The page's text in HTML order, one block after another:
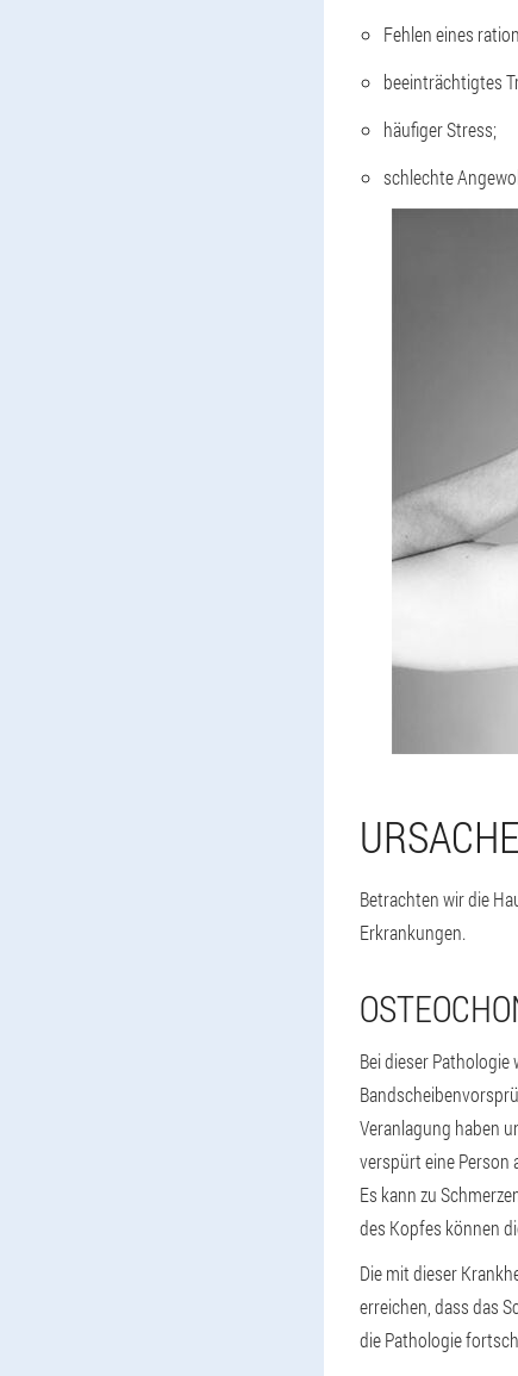
Fehlen eines
beeinträchtigtes
häufiger Stress;
schlechte
Betrachten wir die
Erkrankungen.
Bei dieser
Veranlagung haben
verspürt eine Person
Es kann zu
des Kopfes können
Die mit dieser
erreichen, dass das
die Pathologie